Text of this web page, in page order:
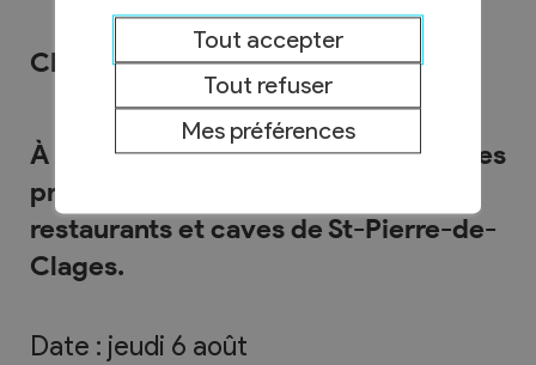
Chloé Falcy et Eloa
À la belle saison, les Apéros-littéraires
prennent place dans les cafés,
restaurants et caves de St-Pierre-de-
Clages.
Date : jeudi 6 août
Tout accepter
Tout refuser
Mes préférences